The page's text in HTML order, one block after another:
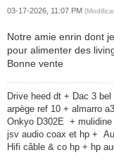
03-17-2026, 11:07 PM
Notre amie enrin dont
pour alimenter des
Bonne vente
Drive heed dt + Dac 3
arpège ref 10 + almarro
Onkyo D302E +
jsv audio coax et hp +
Hifi câble & co hp + hp